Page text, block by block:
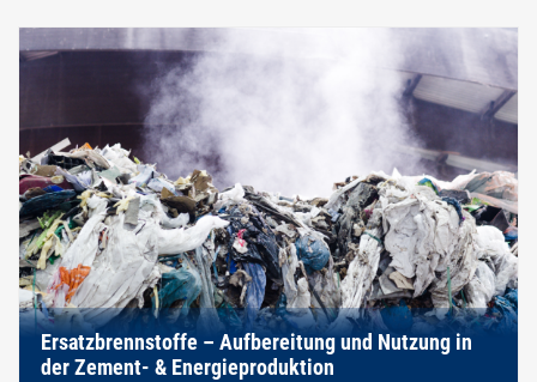
Ersatzbrennstoffe – Aufbereitung und Nutzung in
der Zement- & Energieproduktion